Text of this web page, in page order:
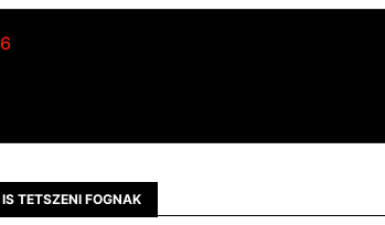
TETSZENI FOGNAK